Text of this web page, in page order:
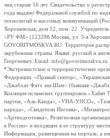
лиц старше 16 лет. Свидетельство о
года выдано Федеральной службой по
технологий и массовых коммуникаций
Хорошевская, дом 12, пом. 22.
«РУ ФМ» (123298 Москва, ул. 3-я
GOVORITMOSKVA.RU. Территория
зарубежные страны. Языки: русский и
Георгиевич. Email:
*Экстремистские и террористические
Федерации: «Правый сектор»,
«Джабхат Фатх аш-Шам» (бывшая
Коалиция исламских группировок
партия, «Аль-Каида», «УНА-УНСО»,
народа», «Свидетели Иеговы»,
«Артподготовка», Религиозная
в России» и входящие в ее структуру
Информация, размещенная на портале, а